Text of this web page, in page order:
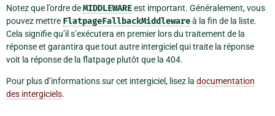
Notez que l’ordre deMIDDLEWAREest important. Généralement, vous
pouvez mettre FlatpageFallbackMiddlewareà la fin de la liste.
Cela signifie qu’il s’exécutera en premier lors du traitement de la
réponse et garantira que tout autre intergiciel qui traite la réponse
voit la réponse de la flatpage plutôt que la 404.
Pour plus d’informations sur cet intergiciel, lisez la documentation
des intergiciels.